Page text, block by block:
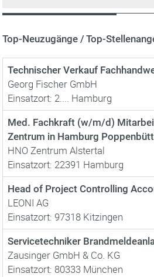
Top-Neuzugänge / Top-
Technischer Verkauf
Georg Fischer GmbH
Einsatzort: 2.... Hamburg
Med. Fachkraft (w/m/d)
Zentrum in Hamburg
HNO Zentrum Alstertal
Einsatzort: 22391 Hamburg
Head of Project Controlling
LEONI AG
Einsatzort: 97318 Kitzingen
Servicetechniker
Zausinger GmbH & Co. KG
Einsatzort: 80333 München